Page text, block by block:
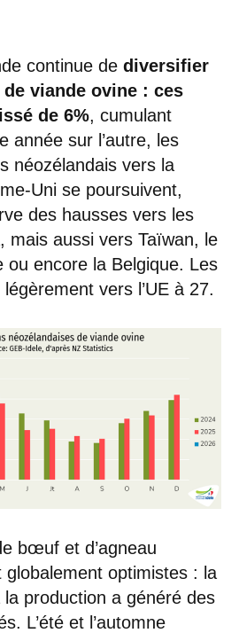
continue de diversifier
viande ovine : ces
de 6%, cumulant
année sur l’autre, les
néozélandais vers la
Uni se poursuivent,
des hausses vers les
mais aussi vers Taïwan, le
ou encore la Belgique. Les
vers l’UE à 27.
bœuf et d’agneau
globalement optimistes : la
production a généré des
L’été et l’automne